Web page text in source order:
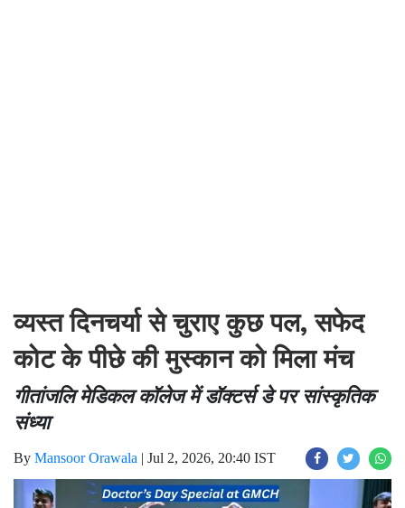
व्यस्त दिनचर्या से चुराए कुछ पल, सफेद
कोट के पीछे की मुस्कान को मिला मंच
गीतांजलि मेडिकल कॉलेज में डॉक्टर्स डे पर सांस्कृतिक
संध्या
By Mansoor Orawala | Jul 2, 2026, 20:40 IST